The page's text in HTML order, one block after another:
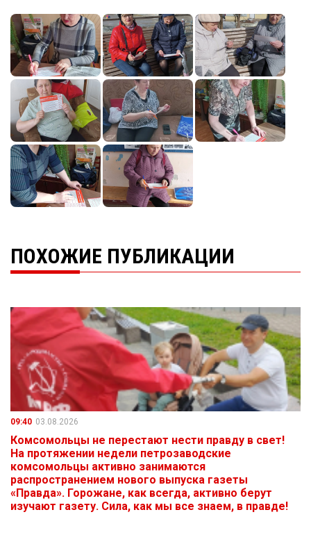
ПОХОЖИЕ ПУБЛИКАЦИИ
09:40 03.08.2026
Комсомольцы не перестают нести правду в свет!
На протяжении недели петрозаводские
комсомольцы активно занимаются
распространением нового выпуска газеты
«Правда». Горожане, как всегда, активно берут
изучают газету. Сила, как мы все знаем, в правде!